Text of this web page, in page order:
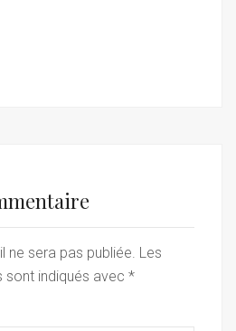
ne sera pas publiée. Les
indiqués avec *